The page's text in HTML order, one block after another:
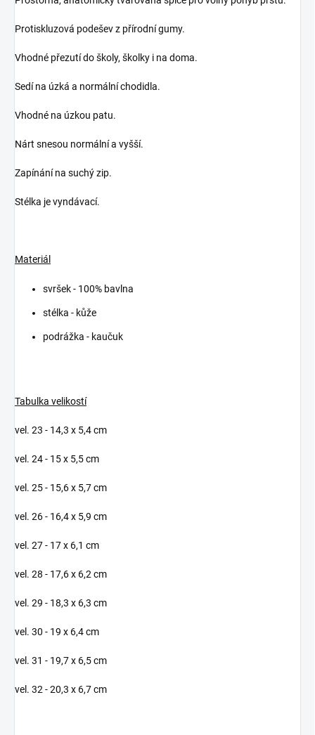
Protiskluzová podešev z přírodní gumy.
Vhodné přezutí do školy, školky i na doma.
Sedí na úzká a normální chodidla.
Vhodné na úzkou patu.
Nárt snesou normální a vyšší.
Zapínání na suchý zip.
Stélka je vyndávací.
Materiál
svršek - 100% bavlna
stélka - kůže
podrážka - kaučuk
Tabulka velikostí
vel. 23 - 14,3 x 5,4 cm
vel. 24 - 15 x 5,5 cm
vel. 25 - 15,6 x 5,7 cm
vel. 26 - 16,4 x 5,9 cm
vel. 27 - 17 x 6,1 cm
vel. 28 - 17,6 x 6,2 cm
vel. 29 - 18,3 x 6,3 cm
vel. 30 - 19 x 6,4 cm
vel. 31 - 19,7 x 6,5 cm
vel. 32 - 20,3 x 6,7 cm